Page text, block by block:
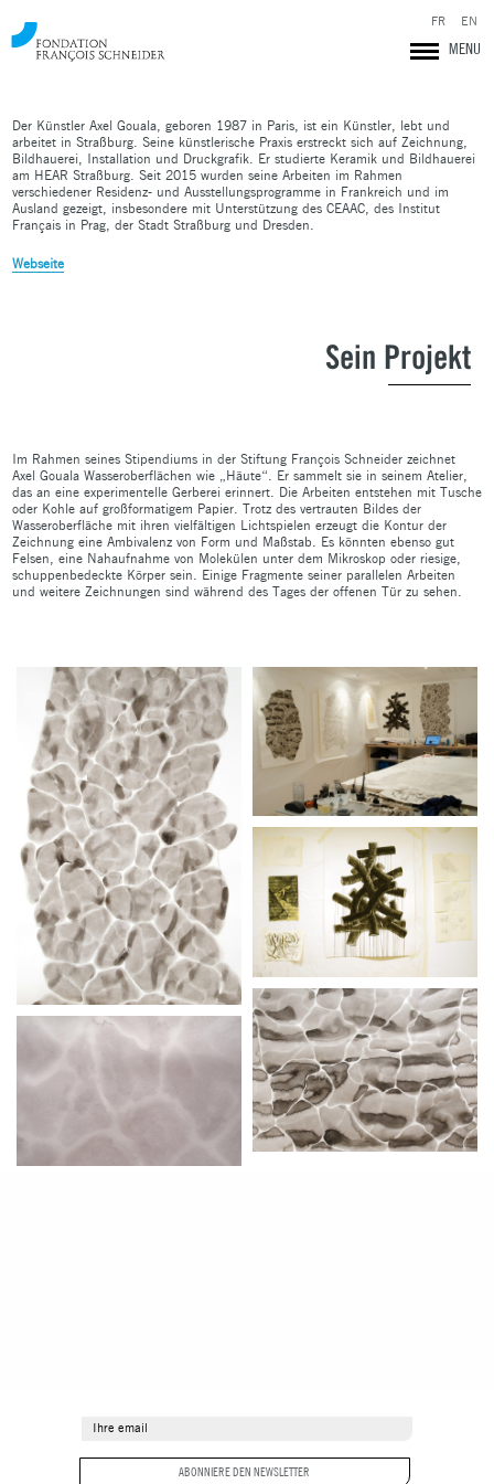
MENU
FR EN
Axel Gouala
Der Künstler Axel Gouala, geboren 1987 in Paris, ist ein Künstler, lebt und
arbeitet in Straßburg. Seine künstlerische Praxis erstreckt sich auf Zeichnung,
Bildhauerei, Installation und Druckgrafik. Er studierte Keramik und Bildhauerei
am HEAR Straßburg. Seit 2015 wurden seine Arbeiten im Rahmen
verschiedener Residenz- und Ausstellungsprogramme in Frankreich und im
Ausland gezeigt, insbesondere mit Unterstützung des CEAAC, des Institut
Français in Prag, der Stadt Straßburg und Dresden.
Webseite
Sein Projekt
Im Rahmen seines Stipendiums in der Stiftung François Schneider zeichnet
Axel Gouala Wasseroberflächen wie „Häute“. Er sammelt sie in seinem Atelier,
das an eine experimentelle Gerberei erinnert. Die Arbeiten entstehen mit Tusche
oder Kohle auf großformatigem Papier. Trotz des vertrauten Bildes der
Wasseroberfläche mit ihren vielfältigen Lichtspielen erzeugt die Kontur der
Zeichnung eine Ambivalenz von Form und Maßstab. Es könnten ebenso gut
Felsen, eine Nahaufnahme von Molekülen unter dem Mikroskop oder riesige,
schuppenbedeckte Körper sein. Einige Fragmente seiner parallelen Arbeiten
und weitere Zeichnungen sind während des Tages der offenen Tür zu sehen.
ABONNIERE DEN NEWSLETTER